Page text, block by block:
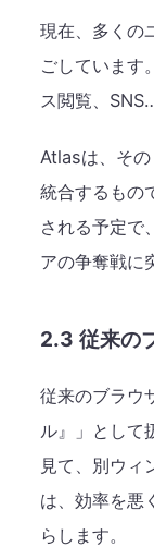
現在、多くの
ごしています
ス閲覧、
Atlasは、そ
統合するもの
される予定で
アの争奪戦に
2.3 従来の
従来のブラウ
ル』」として
見て、別ウィ
は、効率を悪
らします。